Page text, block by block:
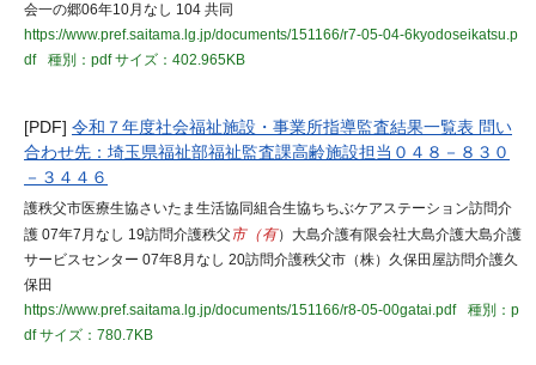
会一の郷06年10月なし 104 共同
https://www.pref.saitama.lg.jp/documents/151166/r7-05-04-6kyodoseikatsu.p
df
種別：pdfサイズ：402.965KB
[PDF] 令和７年度社会福祉施設・事業所指導監査結果一覧表 問い
合わせ先：埼玉県福祉部福祉監査課高齢施設担当０４８－８３０
－３４４６
護秩父市医療生協さいたま生活協同組合生協ちちぶケアステーション訪問介
護 07年7月なし 19訪問介護秩父 市（有）大島介護有限会社大島介護大島介護
サービスセンター 07年8月なし 20訪問介護秩父市（株）久保田屋訪問介護久
保田
https://www.pref.saitama.lg.jp/documents/151166/r8-05-00gatai.pdf
種別：p
dfサイズ：780.7KB